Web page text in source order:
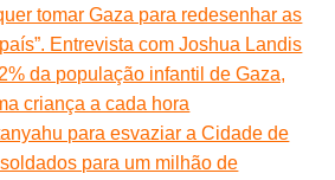
tomar Gaza para redesenhar as
Entrevista com Joshua Landis
da população infantil de Gaza,
criança a cada hora
para esvaziar a Cidade de
para um milhão de